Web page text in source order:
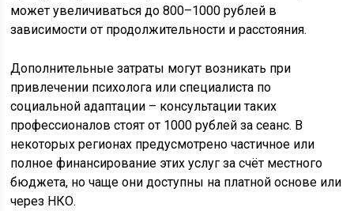
может увеличиваться до 800–1000 рублей в
зависимости от продолжительности и расстояния.
Дополнительные затраты могут возникать при
привлечении психолога или специалиста по
социальной адаптации – консультации таких
профессионалов стоят от 1000 рублей за сеанс. В
некоторых регионах предусмотрено частичное или
полное финансирование этих услуг за счёт местного
бюджета, но чаще они доступны на платной основе или
через НКО.